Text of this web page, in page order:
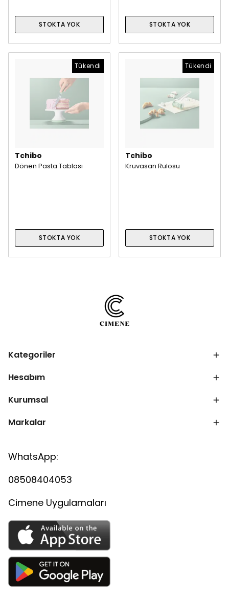
STOKTA YOK STOKTA YOK
Tükendi
Tchibo
Dönen Pasta Tablası
STOKTA YOK
Tükendi
Tchibo
Kruvasan Rulosu
STOKTA YOK
Kategoriler
Hesabım
Kurumsal
Markalar
WhatsApp:
08508404053
Cimene Uygulamaları